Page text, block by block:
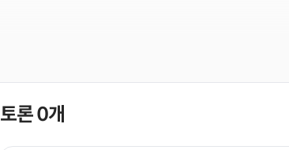
토론0개